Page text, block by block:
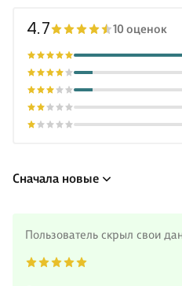
4.7 10 оценок
Сначала новые
Пользователь скрыл свои